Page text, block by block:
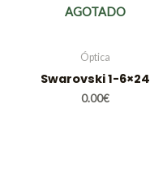
AGOTADO
Óptica
Swarovski 1-6×24
0.00€